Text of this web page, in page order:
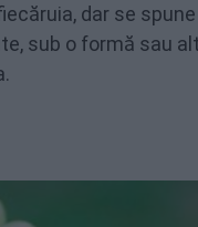
dar se
sub o formă sau